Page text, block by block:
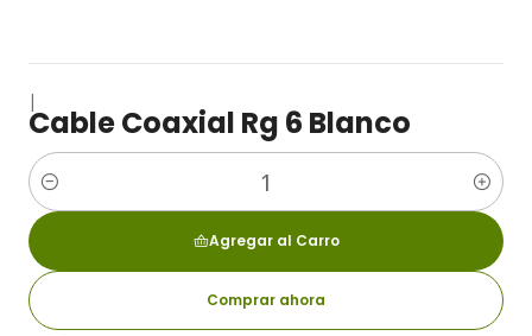
|
Cable Coaxial Rg 6 Blanco
Cantidad
Agregar al Carro
Comprar ahora